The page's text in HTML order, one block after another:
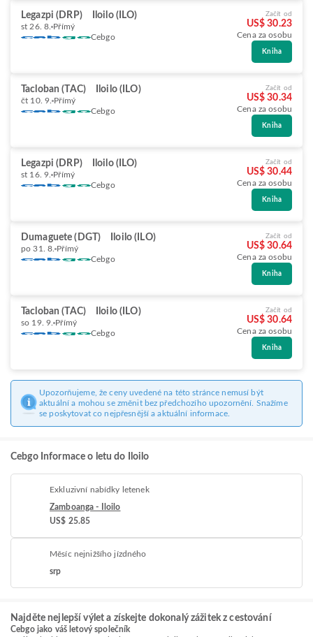
Legazpi (DRP) Iloilo (ILO)
st 26. 8. Přímý
Cebgo
Začít od
US$ 30.23
Cena za osobu
Kniha
Tacloban (TAC) Iloilo (ILO)
čt 10. 9. Přímý
Cebgo
Začít od
US$ 30.34
Cena za osobu
Kniha
Legazpi (DRP) Iloilo (ILO)
st 16. 9. Přímý
Cebgo
Začít od
US$ 30.44
Cena za osobu
Kniha
Dumaguete (DGT) Iloilo (ILO)
po 31. 8. Přímý
Cebgo
Začít od
US$ 30.64
Cena za osobu
Kniha
Tacloban (TAC) Iloilo (ILO)
so 19. 9. Přímý
Cebgo
Začít od
US$ 30.64
Cena za osobu
Kniha
Upozorňujeme, že ceny uvedené na této stránce nemusí být
aktuální a mohou se změnit bez předchozího upozornění. Snažíme
se poskytovat co nejpřesnější a aktuální informace.
Cebgo Informace o letu do Iloilo
Exkluzivní nabídky letenek
Zamboanga - Iloilo
US$ 25.85
Měsíc nejnižšího jízdného
srp
Najděte nejlepší výlet a získejte dokonalý zážitek z cestování
Cebgo jako váš letový společník